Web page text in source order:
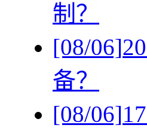
制？
[08/06]
备？
[08/06]